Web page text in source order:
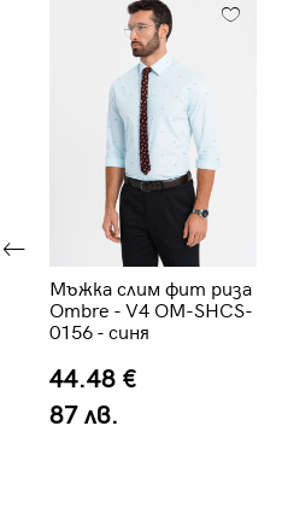
Мъжка слим фит риза
Ombre - V4 OM-SHCS-
0156 - синя
44.48 €
87 лв.